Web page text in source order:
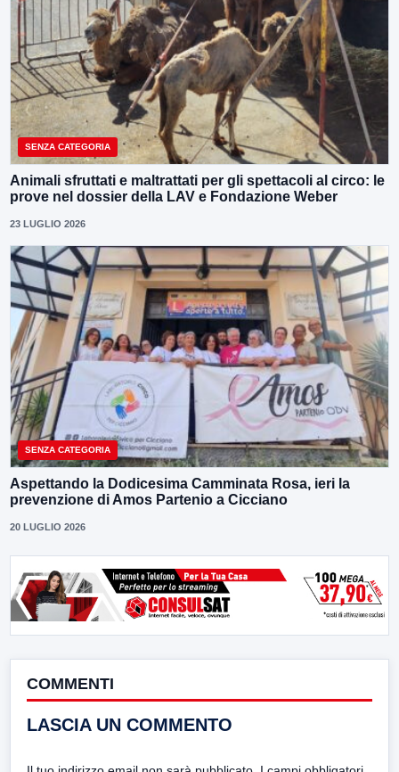
SENZA CATEGORIA
Animali sfruttati e maltrattati per gli spettacoli al circo: le
prove nel dossier della LAV e Fondazione Weber
23 LUGLIO 2026
SENZA CATEGORIA
Aspettando la Dodicesima Camminata Rosa, ieri la
prevenzione di Amos Partenio a Cicciano
20 LUGLIO 2026
COMMENTI
LASCIA UN COMMENTO